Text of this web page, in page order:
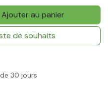
Ajouter au panier
de souhaits
30 jours